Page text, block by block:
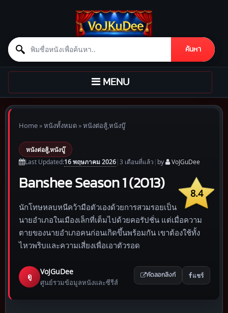
Search for:
ค้นหา
Skip to content
TOGGLE
NAVIGATION
MENU
Home»หนังทั้งหมด»หนังต่อสู้,หนังบู๊
หนังต่อสู้,หนังบู๊
Last Updated:16 พฤษภาคม 2026|3 เดือนที่แล้ว | by VoJGuDee
8.4
Banshee Season 1 (2013)
นักโทษหลบหนีคว้ามือตัวเองด้วยการสวมรอยเป็น
นายอำเภอในเมืองเล็กที่เต็มไปด้วยคอรัปชั่น แต่เมื่อความ
ตายของนายอำเภอคนก่อนเกิดขึ้นพร้อมกัน เขาต้องใช้ทั้ง
ไหวพริบและความเสี่ยงเพื่อเอาตัวรอด
ดู
VoJGuDee
ศูนย์รวมข้อมูลหนังและซีรีส์
คัดลอกลิงก์ แชร์